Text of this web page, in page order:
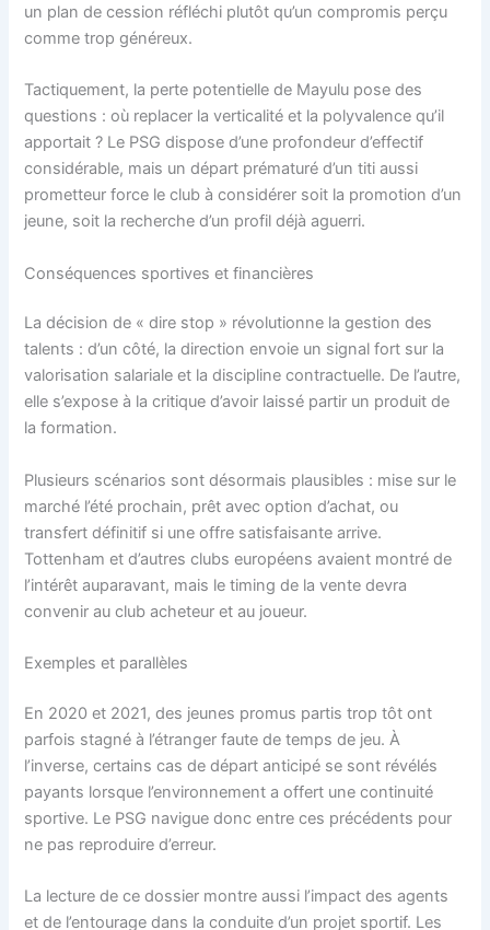
un plan de cession réfléchi plutôt qu’un compromis perçu
comme trop généreux.
Tactiquement, la perte potentielle de Mayulu pose des
questions : où replacer la verticalité et la polyvalence qu’il
apportait ? Le PSG dispose d’une profondeur d’effectif
considérable, mais un départ prématuré d’un titi aussi
prometteur force le club à considérer soit la promotion d’un
jeune, soit la recherche d’un profil déjà aguerri.
Conséquences sportives et financières
La décision de « dire stop » révolutionne la gestion des
talents : d’un côté, la direction envoie un signal fort sur la
valorisation salariale et la discipline contractuelle. De l’autre,
elle s’expose à la critique d’avoir laissé partir un produit de
la formation.
Plusieurs scénarios sont désormais plausibles : mise sur le
marché l’été prochain, prêt avec option d’achat, ou
transfert définitif si une offre satisfaisante arrive.
Tottenham et d’autres clubs européens avaient montré de
l’intérêt auparavant, mais le timing de la vente devra
convenir au club acheteur et au joueur.
Exemples et parallèles
En 2020 et 2021, des jeunes promus partis trop tôt ont
parfois stagné à l’étranger faute de temps de jeu. À
l’inverse, certains cas de départ anticipé se sont révélés
payants lorsque l’environnement a offert une continuité
sportive. Le PSG navigue donc entre ces précédents pour
ne pas reproduire d’erreur.
La lecture de ce dossier montre aussi l’impact des agents
et de l’entourage dans la conduite d’un projet sportif. Les